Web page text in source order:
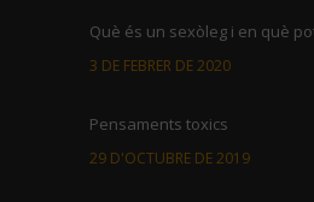
Què és un sexòleg i en què
3 DE FEBRER DE 2020
Pensaments toxics
29 D'OCTUBRE DE 2019